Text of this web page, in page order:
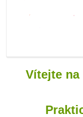
Vítejte